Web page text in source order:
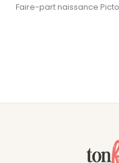
Faire-part naissance